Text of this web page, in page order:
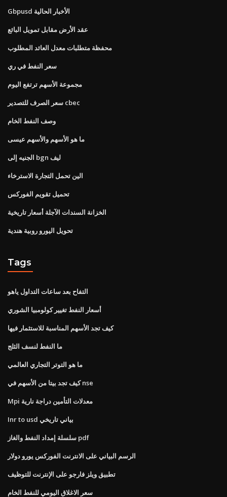
Gbpusd الأخبار الحالية
عقد الأرض مقابل تمويل البائع
محفظة متطلبات معدل العائد المطلوب
سعر النفط في ري
مجموعة الأسهم ترتفع اليوم
سعر الصرف للتصدير cbec
وصف النفط الخام
ما هو الأسهم والأسهم عيسى
الجنيه إلى bgn ليف
الين تحمل التجارة الاسترخاء
تحميل تقويم الفوركس
الخزانة السندات الآجلة أسعار تاريخية
تحويل اليورو روبية هندية
Tags
التفاح بعد ساعات التداول ياهو
أسعار النفط تغيير كولومبيا الشوري
كيف تجد الأسهم المناسبة للاستثمار فيها
ما النفط لنسف الثلج
ما هو التوتر التجاري العالمي
كيف تجد بيتا من الأسهم في nse
Mpi معدلات التأمين دراجة نارية
Inr to usd بياني تاريخي
سلسلة إمداد النفط والغاز pdf
الرسم البياني على الانترنت الفوركس يورو دولار
تطبيق ويلز فارجو على الإنترنت للتوظيف
سعر الاغلاق اليومي للنفط الخام